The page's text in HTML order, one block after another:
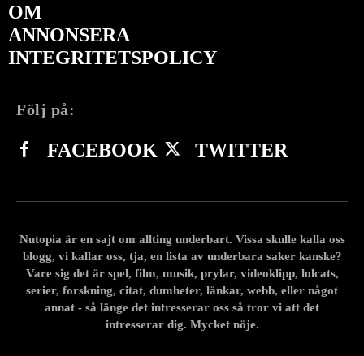
OM
ANNONSERA
INTEGRITETSPOLICY
Följ på:
FACEBOOK TWITTER
Nutopia är en sajt om allting underbart. Vissa skulle kalla oss
blogg, vi kallar oss, tja, en lista av underbara saker kanske?
Vare sig det är spel, film, musik, prylar, videoklipp, lolcats,
serier, forskning, citat, dumheter, länkar, webb, eller något
annat - så länge det intresserar oss så tror vi att det
intresserar dig. Mycket nöje.